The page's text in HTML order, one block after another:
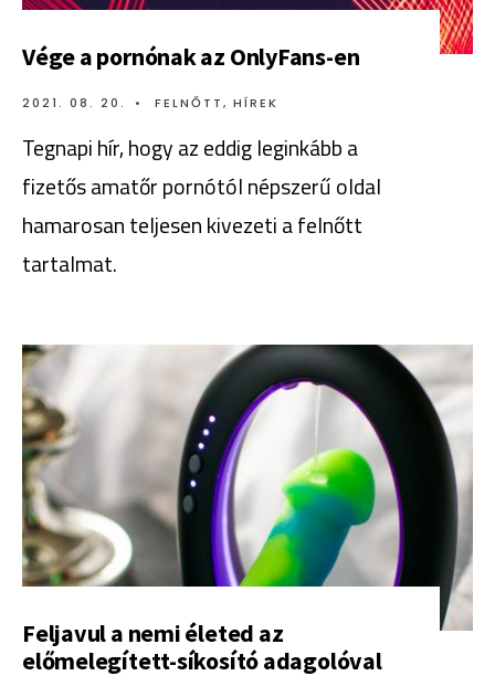
Vége a pornónak az OnlyFans-en
2021. 08. 20. • FELNŐTT, HÍREK
Tegnapi hír, hogy az eddig leginkább a
fizetős amatőr pornótól népszerű oldal
hamarosan teljesen kivezeti a felnőtt
tartalmat.
Feljavul a nemi életed az
előmelegített-síkosító adagolóval